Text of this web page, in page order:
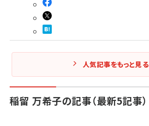
人気記事をもっと見る
稲留 万希子の記事（最新5記事）